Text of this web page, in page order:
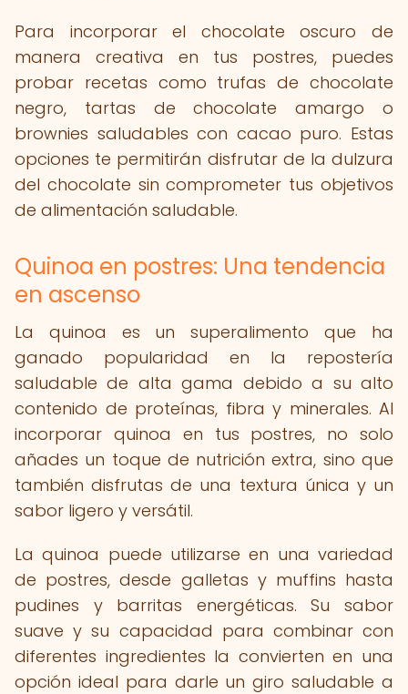
Para incorporar el chocolate oscuro de
manera creativa en tus postres, puedes
probar recetas como trufas de chocolate
negro, tartas de chocolate amargo o
brownies saludables con cacao puro. Estas
opciones te permitirán disfrutar de la dulzura
del chocolate sin comprometer tus objetivos
de alimentación saludable.
Quinoa en postres: Una tendencia
en ascenso
La quinoa es un superalimento que ha
ganado popularidad en la repostería
saludable de alta gama debido a su alto
contenido de proteínas, fibra y minerales. Al
incorporar quinoa en tus postres, no solo
añades un toque de nutrición extra, sino que
también disfrutas de una textura única y un
sabor ligero y versátil.
La quinoa puede utilizarse en una variedad
de postres, desde galletas y muffins hasta
pudines y barritas energéticas. Su sabor
suave y su capacidad para combinar con
diferentes ingredientes la convierten en una
opción ideal para darle un giro saludable a